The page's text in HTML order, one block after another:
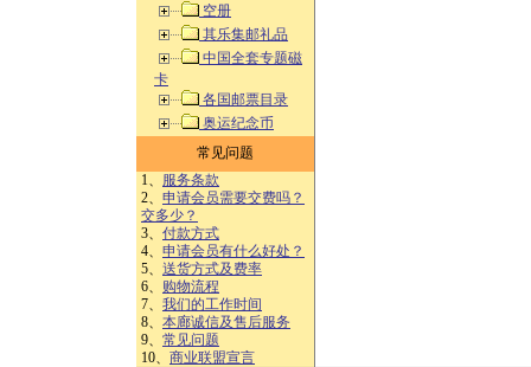
空册
其乐集邮礼品
中国全套专题磁
卡
各国邮票目录
奥运纪念币
常见问题
1、 服务条款
2、 申请会员需要交费吗？
交多少？
3、 付款方式
4、 申请会员有什么好处？
5、 送货方式及费率
6、 购物流程
7、 我们的工作时间
8、 本廊诚信及售后服务
9、 常见问题
10、 商业联盟宣言